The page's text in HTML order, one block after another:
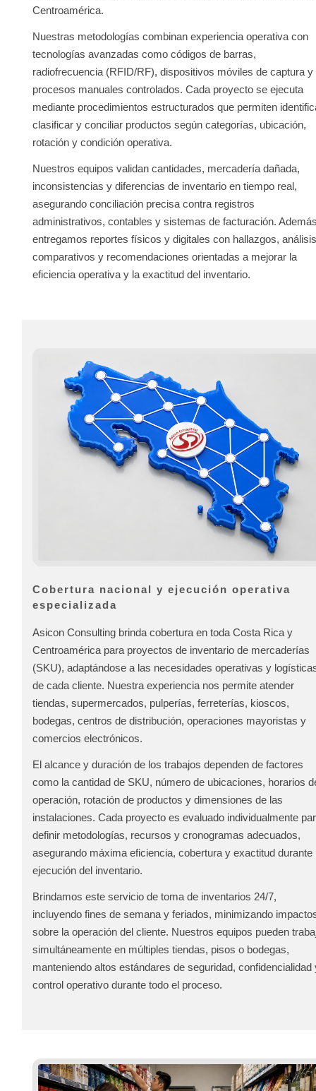
Centroamérica.
Nuestras metodologías combinan experiencia operativa con
tecnologías avanzadas como códigos de barras,
radiofrecuencia (RFID/RF), dispositivos móviles de captura y
procesos manuales controlados. Cada proyecto se ejecuta
mediante procedimientos estructurados que permiten
clasificar y conciliar productos según categorías, ubicación,
rotación y condición operativa.
Nuestros equipos validan cantidades, mercadería dañada,
inconsistencias y diferencias de inventario en tiempo real,
asegurando conciliación precisa contra registros
administrativos, contables y sistemas de facturación.
entregamos reportes físicos y digitales con hallazgos,
comparativos y recomendaciones orientadas a mejorar la
eficiencia operativa y la exactitud del inventario.
Cobertura nacional y ejecución operativa
especializada
Asicon Consulting brinda cobertura en toda Costa Rica y
Centroamérica para proyectos de inventario de mercaderías
(SKU), adaptándose a las necesidades operativas y
de cada cliente. Nuestra experiencia nos permite atender
tiendas, supermercados, pulperías, ferreterías, kioscos,
bodegas, centros de distribución, operaciones mayoristas y
comercios electrónicos.
El alcance y duración de los trabajos dependen de factores
como la cantidad de SKU, número de ubicaciones, horarios
operación, rotación de productos y dimensiones de las
instalaciones. Cada proyecto es evaluado individualmente
definir metodologías, recursos y cronogramas adecuados,
asegurando máxima eficiencia, cobertura y exactitud durante
ejecución del inventario.
Brindamos este servicio de toma de inventarios 24/7,
incluyendo fines de semana y feriados, minimizando
sobre la operación del cliente. Nuestros equipos pueden
simultáneamente en múltiples tiendas, pisos o bodegas,
manteniendo altos estándares de seguridad, confidencialidad
control operativo durante todo el proceso.